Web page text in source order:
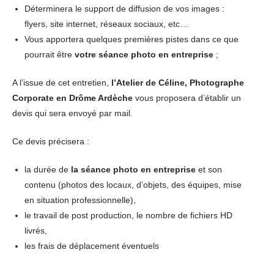
Déterminera le support de diffusion de vos images :
flyers, site internet, réseaux sociaux, etc…
Vous apportera quelques premières pistes dans ce que
pourrait être votre séance photo en entreprise ;
A l’issue de cet entretien, l’Atelier de Céline, Photographe
Corporate en Drôme Ardèche vous proposera d’établir un
devis qui sera envoyé par mail.
Ce devis précisera :
la durée de la séance photo en entreprise et son
contenu (photos des locaux, d’objets, des équipes, mise
en situation professionnelle),
le travail de post production, le nombre de fichiers HD
livrés,
les frais de déplacement éventuels